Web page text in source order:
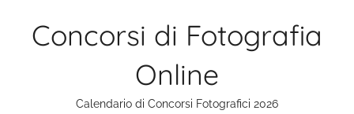
Concorsi di Fotografia
Online
Calendario di Concorsi Fotografici 2026